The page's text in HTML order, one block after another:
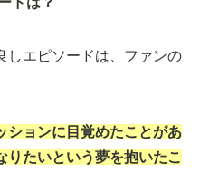
しエピソードは、ファンの
ションに目覚めたことがあ
りたいという夢を抱いたこ